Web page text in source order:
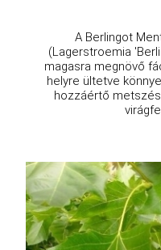
A Berlingot
(Lagerstroemia
magasra megnövő
helyre ültetve
hozzáértő